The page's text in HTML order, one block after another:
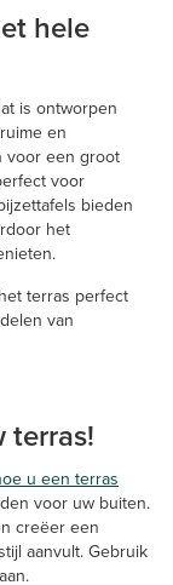
hele
is ontworpen
en
voor een groot
voor
bieden
het
terras perfect
van
terras!
u een terras
voor uw buiten.
creëer een
aanvult. Gebruik